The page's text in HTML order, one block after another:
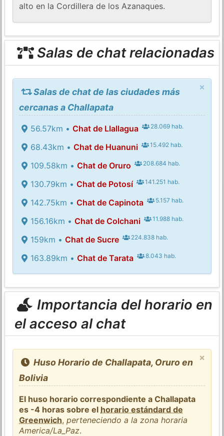
alto en la Cordillera de los Azanaques.
Salas de chat relacionadas
×
Salas de chat de las ciudades más
cercanas a Challapata
56.57km • Chat de Llallagua 28.069 hab.
68.43km • Chat de Huanuni 15.492 hab.
109.58km • Chat de Oruro 208.684 hab.
130.79km • Chat de Potosí 141.251 hab.
142.75km • Chat de Capinota 5.157 hab.
156.16km • Chat de Colchani 11.988 hab.
159km • Chat de Sucre 224.838 hab.
163.89km • Chat de Tarata 8.043 hab.
Importancia del horario en
el acceso al chat
×
Huso Horario de Challapata, Oruro en
Bolivia
El huso horario correspondiente a Challapata
es -4 horas sobre el horario estándard de
Greenwich,perteneciendo a la zona horaria
America/La_Paz.